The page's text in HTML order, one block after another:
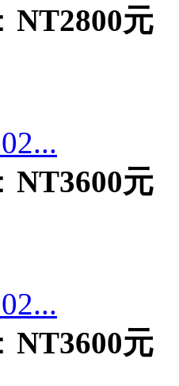
NT2800元
NT3600元
NT3600元